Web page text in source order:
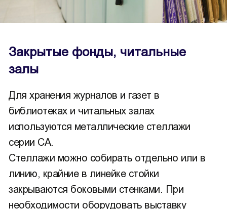
Закрытые фонды, читальные
залы
Для хранения журналов и газет в
библиотеках и читальных залах
используются металлические стеллажи
серии СА.
Стеллажи можно собирать отдельно или в
линию, крайние в линейке стойки
закрываются боковыми стенками. При
необходимости оборудовать выставку